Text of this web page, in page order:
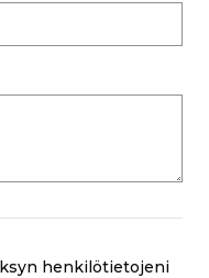
henkilötietojeni